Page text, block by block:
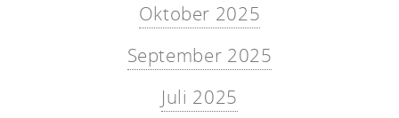
Oktober 2025
September 2025
Juli 2025